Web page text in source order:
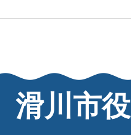
滑川市